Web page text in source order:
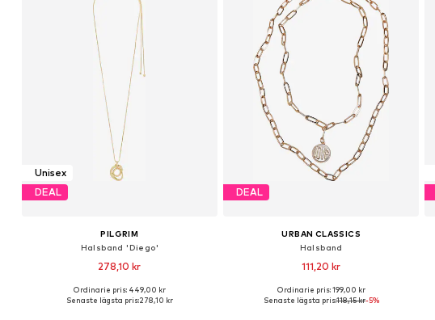
Unisex
DEAL
PILGRIM
Halsband 'Diego'
278,10 kr
Tillgängliga storlekar: One Size
Ordinarie pris: 449,00 kr
Senaste lägsta pris:278,10 kr
DEAL
URBAN CLASSICS
Halsband
111,20 kr
Tillgängliga storlekar: One Size
Ordinarie pris: 199,00 kr
Senaste lägsta pris:118,15 kr-5%